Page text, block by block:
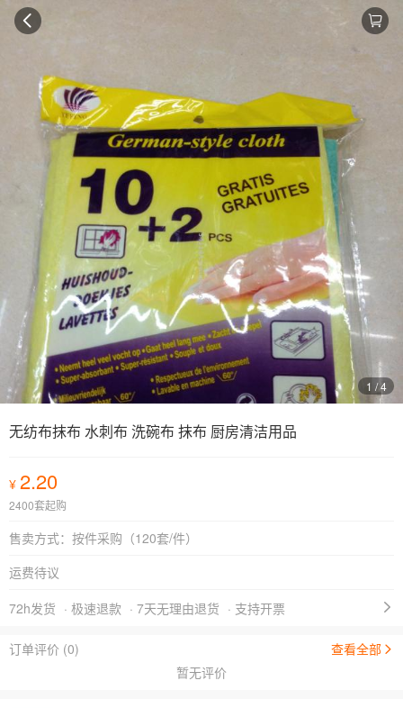
1 / 4
无纺布抹布 水刺布 洗碗布 抹布 厨房清洁用品
¥ 2.20
2400套起购
售卖方式： 按件采购（120套/件）
运费待议
72h发货 · 极速退款 · 7天无理由退货 · 支持开票
订单评价 (0)
查看全部
暂无评价